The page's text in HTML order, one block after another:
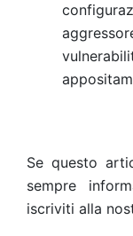
Se questo
sempre
iscriviti alla